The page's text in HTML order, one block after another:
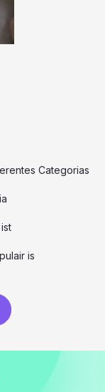
Categorias
is